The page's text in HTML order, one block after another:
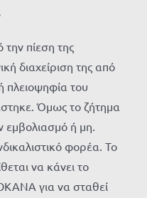
την πίεση της
διαχείριση της από
πλειοψηφία του
Όμως το ζήτημα
εμβολιασμό ή μη.
φορέα. Το
να κάνει το
για να σταθεί